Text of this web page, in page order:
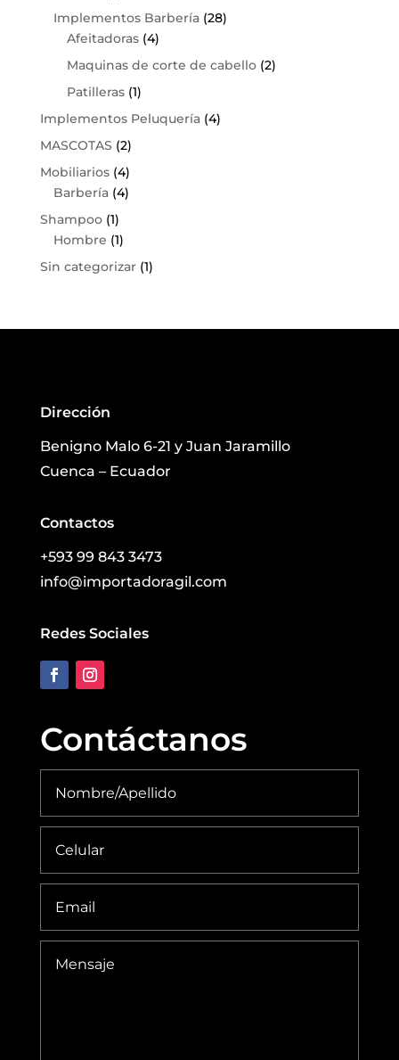
Implementos Barbería (28)
Afeitadoras (4)
Maquinas de corte de cabello (2)
Patilleras (1)
Implementos Peluquería (4)
MASCOTAS (2)
Mobiliarios (4)
Barbería (4)
Shampoo (1)
Hombre (1)
Sin categorizar (1)
Dirección
Benigno Malo 6-21 y Juan Jaramillo
Cuenca – Ecuador
Contactos
+593 99 843 3473
info@importadoragil.com
Redes Sociales
Contáctanos